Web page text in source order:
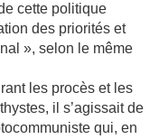
cette politique
des priorités et
», selon le même
les procès et les
il s’agissait de
qui, en